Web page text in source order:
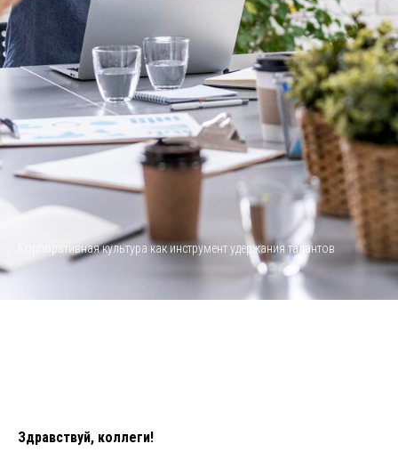
Корпоративная культура как инструмент удержания талантов
Здравствуй, коллеги!